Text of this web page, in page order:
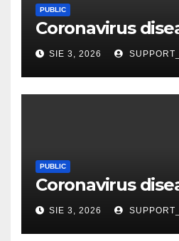
PUBLIC
Coronavirus
SIE 3, 2026
PUBLIC
Coronavirus
SIE 3, 2026